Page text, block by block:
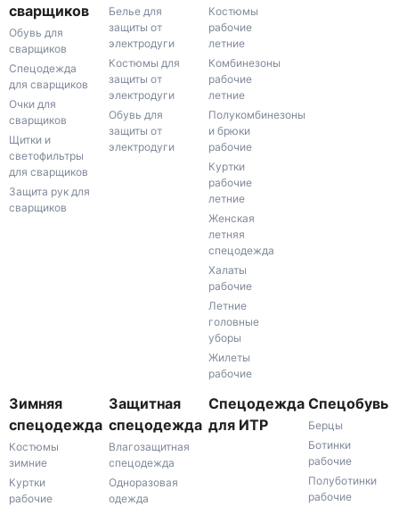
сварщиков
Обувь для
сварщиков
Спецодежда
для сварщиков
Очки для
сварщиков
Щитки и
светофильтры
для сварщиков
Защита рук для
сварщиков
Белье для
защиты от
электродуги
Костюмы для
защиты от
электродуги
Обувь для
защиты от
электродуги
Костюмы
рабочие
летние
Комбинезоны
рабочие
летние
Полукомбинезоны
и брюки
рабочие
Куртки
рабочие
летние
Женская
летняя
спецодежда
Халаты
рабочие
Летние
головные
уборы
Жилеты
рабочие
Зимняя
спецодежда
Костюмы
зимние
Куртки
рабочие
Защитная
спецодежда
Влагозащитная
спецодежда
Одноразовая
одежда
Спецодежда
для ИТР
Спецобувь
Берцы
Ботинки
рабочие
Полуботинки
рабочие